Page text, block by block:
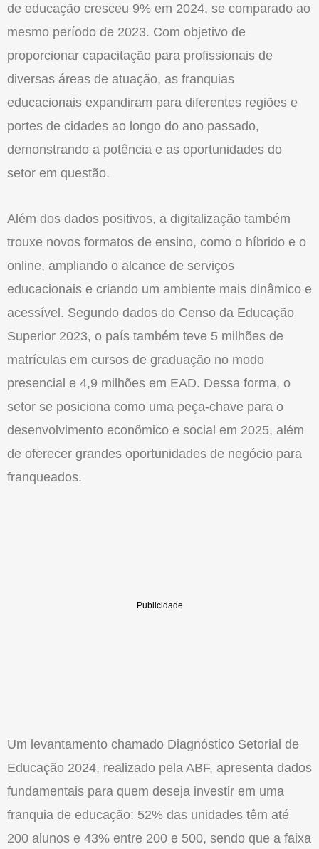
de educação cresceu 9% em 2024, se comparado ao
mesmo período de 2023. Com objetivo de
proporcionar capacitação para profissionais de
diversas áreas de atuação, as franquias
educacionais expandiram para diferentes regiões e
portes de cidades ao longo do ano passado,
demonstrando a potência e as oportunidades do
setor em questão.
Além dos dados positivos, a digitalização também
trouxe novos formatos de ensino, como o híbrido e o
online, ampliando o alcance de serviços
educacionais e criando um ambiente mais dinâmico e
acessível. Segundo dados do Censo da Educação
Superior 2023, o país também teve 5 milhões de
matrículas em cursos de graduação no modo
presencial e 4,9 milhões em EAD. Dessa forma, o
setor se posiciona como uma peça-chave para o
desenvolvimento econômico e social em 2025, além
de oferecer grandes oportunidades de negócio para
franqueados.
Um levantamento chamado Diagnóstico Setorial de
Educação 2024, realizado pela ABF, apresenta dados
fundamentais para quem deseja investir em uma
franquia de educação: 52% das unidades têm até
200 alunos e 43% entre 200 e 500, sendo que a faixa